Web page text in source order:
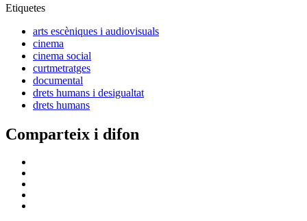
Etiquetes
arts escèniques i audiovisuals
cinema
cinema social
curtmetratges
documental
drets humans i desigualtat
drets humans
Comparteix i difon